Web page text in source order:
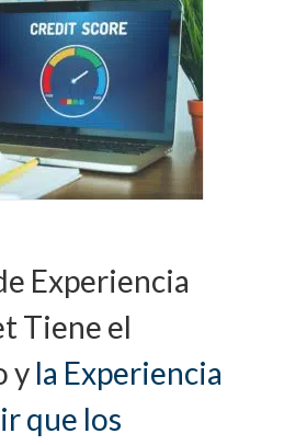
Experiencia
Tiene el
y la Experiencia
que los